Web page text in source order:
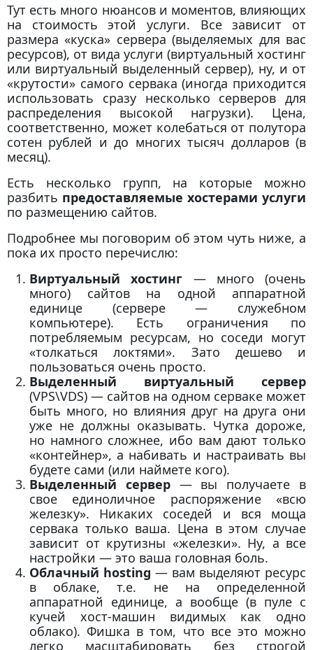
Тут есть много нюансов и моментов, влияющих
на стоимость этой услуги. Все зависит от
размера «куска» сервера (выделяемых для вас
ресурсов), от вида услуги (виртуальный хостинг
или виртуальный выделенный сервер), ну, и от
«крутости» самого сервака (иногда приходится
использовать сразу несколько серверов для
распределения высокой нагрузки). Цена,
соответственно, может колебаться от полутора
сотен рублей и до многих тысяч долларов (в
месяц).
Есть несколько групп, на которые можно
разбить предоставляемые хостерами услуги
по размещению сайтов.
Подробнее мы поговорим об этом чуть ниже, а
пока их просто перечислю:
Виртуальный хостинг — много (очень
много) сайтов на одной аппаратной
единице (сервере — служебном
компьютере). Есть ограничения по
потребляемым ресурсам, но соседи могут
«толкаться локтями». Зато дешево и
пользоваться очень просто.
Выделенный виртуальный сервер
(VPS\VDS) — сайтов на одном серваке может
быть много, но влияния друг на друга они
уже не должны оказывать. Чутка дороже,
но намного сложнее, ибо вам дают только
«контейнер», а набивать и настраивать вы
будете сами (или наймете кого).
Выделенный сервер— вы получаете в
свое единоличное распоряжение «всю
железку». Никаких соседей и вся моща
сервака только ваша. Цена в этом случае
зависит от крутизны «железки». Ну, а все
настройки — это ваша головная боль.
Облачный hosting — вам выделяют ресурс
в облаке, т.е. не на определенной
аппаратной единице, а вообще (в пуле с
кучей хост-машин видимых как одно
облако). Фишка в том, что все это можно
легко масштабировать без строгой